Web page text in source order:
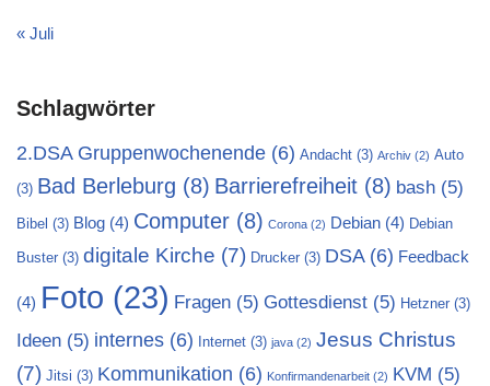
« Juli
Schlagwörter
2.DSA Gruppenwochenende (6) Andacht (3) Archiv (2) Auto
(3) Bad Berleburg (8) Barrierefreiheit (8) bash (5)
Bibel (3) Blog (4) Computer (8) Corona (2) Debian (4) Debian
Buster (3) digitale Kirche (7) Drucker (3) DSA(6) Feedback
(4) Foto (23) Fragen (5) Gottesdienst (5) Hetzner (3)
Ideen (5) internes (6) Internet (3) java (2) Jesus Christus
(7) Jitsi (3) Kommunikation (6) Konfirmandenarbeit (2) KVM (5)